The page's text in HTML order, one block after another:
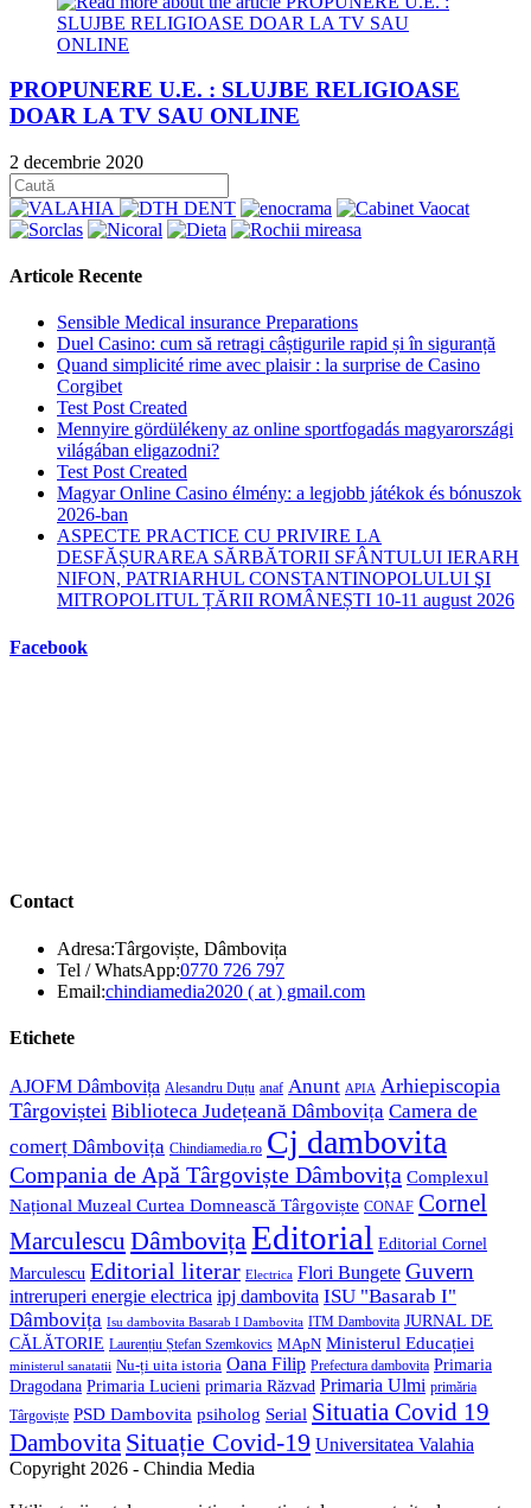
PROPUNERE U.E. : SLUJBE RELIGIOASE
DOAR LA TV SAU ONLINE
2 decembrie 2020
Articole Recente
Sensible Medical insurance Preparations
Duel Casino: cum să retragi câștigurile rapid și în siguranță
Quand simplicité rime avec plaisir : la surprise de Casino
Corgibet
Test Post Created
Mennyire gördülékeny az online sportfogadás magyarországi
világában eligazodni?
Test Post Created
Magyar Online Casino élmény: a legjobb játékok és bónuszok
2026-ban
ASPECTE PRACTICE CU PRIVIRE LA
DESFĂȘURAREA SĂRBĂTORII SFÂNTULUI IERARH
NIFON, PATRIARHUL CONSTANTINOPOLULUI ŞI
MITROPOLITUL ȚĂRII ROMÂNEȘTI 10-11 august 2026
Facebook
Contact
Adresa:Târgoviște, Dâmbovița
Tel / WhatsApp:0770 726 797Opens
in
Email:chindiamedia2020 ( at ) gmail.comOpens
Etichete
AJOFM Dâmbovița Alesandru Duțu anaf Anunt APIA Arhiepiscopia
Târgoviștei Biblioteca Județeană Dâmbovița Camera de
comerț Dâmbovița Chindiamedia.ro Cj dambovita
Compania de Apă Târgoviște Dâmbovița Complexul
Național Muzeal Curtea Domnească Târgoviște CONAF Cornel
Marculescu DâmbovițaEditorial Editorial Cornel
Marculescu Editorial literar Electrica Flori Bungete Guvern
intreruperi energie electrica ipj dambovita ISU "Basarab I"
Dâmbovița Isu dambovita Basarab I Dambovita ITM Dambovita JURNAL DE
CĂLĂTORIE Laurențiu Ștefan Szemkovics MApN Ministerul Educației
ministerul sanatatii Nu-ți uita istoria Oana Filip Prefectura dambovita Primaria
Dragodana Primaria Lucieni primaria Răzvad Primaria Ulmi primăria
Târgoviște PSD Dambovita psiholog Serial Situatia Covid 19
Dambovita Situație Covid-19 Universitatea Valahia
Copyright 2026 - Chindia Media